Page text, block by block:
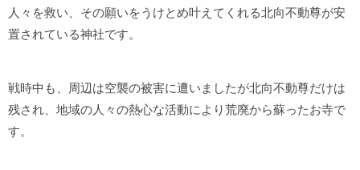
人々を救い、その願いをうけとめ叶えてくれる北向不動尊が安
置されている神社です。
戦時中も、周辺は空襲の被害に遭いましたが北向不動尊だけは
残され、地域の人々の熱心な活動により荒廃から蘇ったお寺で
す。